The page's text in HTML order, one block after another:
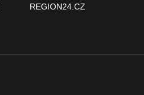
REGION24.CZ